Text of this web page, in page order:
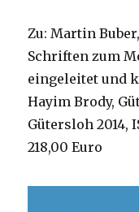
Zu: Martin
Schriften zum
eingeleitet und
Hayim Brody,
Gütersloh 2014,
218,00 Euro